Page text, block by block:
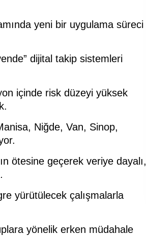
yeni bir uygulama süreci
dijital takip sistemleri
içinde risk düzeyi yüksek
Niğde, Van, Sinop,
ötesine geçerek veriye dayalı,
yürütülecek çalışmalarla
yönelik erken müdahale